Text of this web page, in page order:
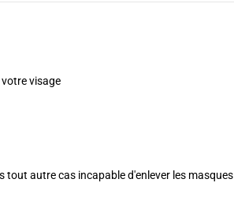
visage
tout autre cas incapable d'enlever les masques